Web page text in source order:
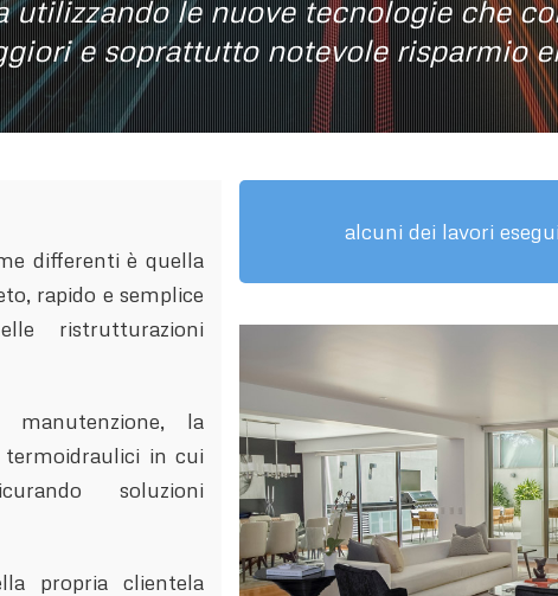
utilizzando le nuove tecnologie che
e soprattutto notevole risparmio
differenti è quella
rapido e semplice
ristrutturazioni
manutenzione, la
termoidraulici in cui
soluzioni
propria clientela
alcuni dei lavori